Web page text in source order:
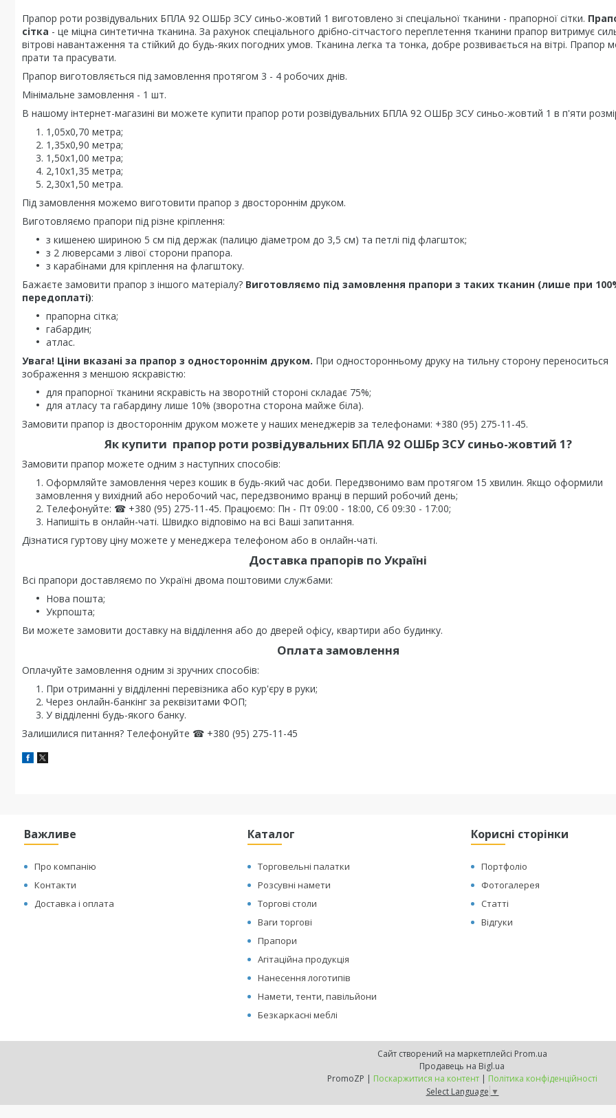
Прапор роти розвідувальних БПЛА 92 ОШБр ЗСУ синьо-жовтий 1 виготовлено зі спеціальної тканини - прапорної сітки.
сітка - це міцна синтетична тканина. За рахунок спеціального дрібно-сітчастого переплетення тканини прапор витримує
вітрові навантаження та стійкий до будь-яких погодних умов. Тканина легка та тонка, добре розвивається на вітрі. Прапор
прати та прасувати.
Прапор виготовляється під замовлення протягом 3 - 4 робочих днів.
Мінімальне замовлення - 1 шт.
В нашому інтернет-магазині ви можете купити прапор роти розвідувальних БПЛА 92 ОШБр ЗСУ синьо-жовтий 1 в п'яти
1,05х0,70 метра;
1,35х0,90 метра;
1,50х1,00 метра;
2,10х1,35 метра;
2,30х1,50 метра.
Під замовлення можемо виготовити прапор з двостороннім друком.
Виготовляємо прапори під різне кріплення:
з кишенею шириною 5 см під держак (палицю діаметром до 3,5 см) та петлі під флагшток;
з 2 люверсами з лівої сторони прапора.
з карабінами для кріплення на флагштоку.
Бажаєте замовити прапор з іншого матеріалу? Виготовляємо під замовлення прапори з таких тканин (лише при
передоплаті):
прапорна сітка;
габардин;
атлас.
Увага! Ціни вказані за прапор з одностороннім друком. При односторонньому друку на тильну сторону переноситься
зображення з меншою яскравістю:
для прапорної тканини яскравість на зворотній стороні складає 75%;
для атласу та габардину лише 10% (зворотна сторона майже біла).
Замовити прапор із двостороннім друком можете у наших менеджерів за телефонами: +380 (95) 275-11-45.
Як купити прапор роти розвідувальних БПЛА 92 ОШБр ЗСУ синьо-жовтий 1?
Замовити прапор можете одним з наступних способів:
Оформляйте замовлення через кошик в будь-який час доби. Передзвонимо вам протягом 15 хвилин. Якщо оформили
замовлення у вихідний або неробочий час, передзвонимо вранці в перший робочий день;
Телефонуйте: ☎ +380 (95) 275-11-45. Працюємо: Пн - Пт 09:00 - 18:00, Сб 09:30 - 17:00;
Напишіть в онлайн-чаті. Швидко відповімо на всі Ваші запитання.
Дізнатися гуртову ціну можете у менеджера телефоном або в онлайн-чаті.
Доставка прапорів по Україні
Всі прапори доставляємо по Україні двома поштовими службами:
Нова пошта;
Укрпошта;
Ви можете замовити доставку на відділення або до дверей офісу, квартири або будинку.
Оплата замовлення
Оплачуйте замовлення одним зі зручних способів:
При отриманні у відділенні перевізника або кур'єру в руки;
Через онлайн-банкінг за реквізитами ФОП;
У відділенні будь-якого банку.
Залишилися питання? Телефонуйте ☎ +380 (95) 275-11-45
Важливе
Про компанію
Контакти
Доставка і оплата
Каталог
Торговельні палатки
Розсувні намети
Торгові столи
Ваги торгові
Прапори
Агітаційна продукція
Нанесення логотипів
Намети, тенти, павільйони
Безкаркасні меблі
Корисні сторінки
Портфоліо
Фотогалерея
Статті
Відгуки
Сайт створений на маркетплейсі Prom.ua
Продавець на Bigl.ua
PromoZP | Поскаржитися на контент | Політика конфіденційності
Select Language ▼